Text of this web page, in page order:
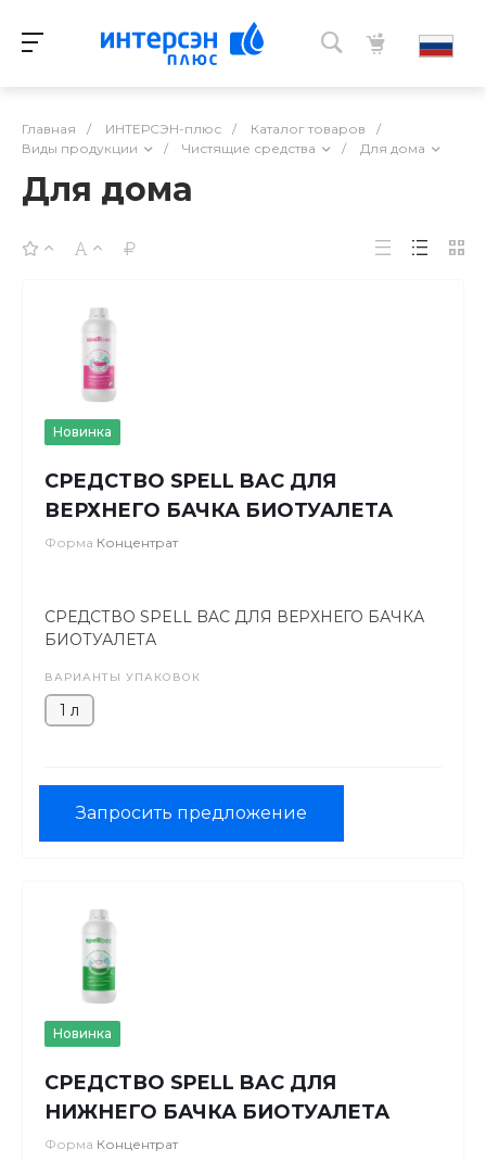
Главная / ИНТЕРСЭН-плюс / Каталог товаров
/
Виды продукции
/ Чистящие средства / Для дома
Для дома
Новинка
СРЕДСТВО SPELL BAC ДЛЯ
ВЕРХНЕГО БАЧКА БИОТУАЛЕТА
Форма Концентрат
СРЕДСТВО SPELL BAC ДЛЯ ВЕРХНЕГО БАЧКА
БИОТУАЛЕТА
ВАРИАНТЫ УПАКОВОК
1 л
Запросить предложение
Новинка
СРЕДСТВО SPELL BAC ДЛЯ
НИЖНЕГО БАЧКА БИОТУАЛЕТА
Форма Концентрат